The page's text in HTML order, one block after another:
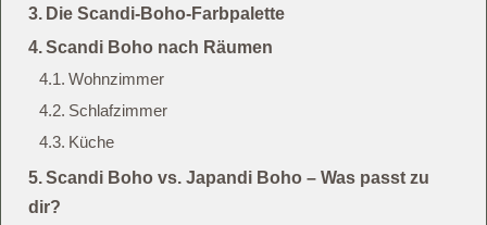
Die Scandi-Boho-Farbpalette
Scandi Boho nach Räumen
Wohnzimmer
Schlafzimmer
Küche
Scandi Boho vs. Japandi Boho – Was passt zu
dir?